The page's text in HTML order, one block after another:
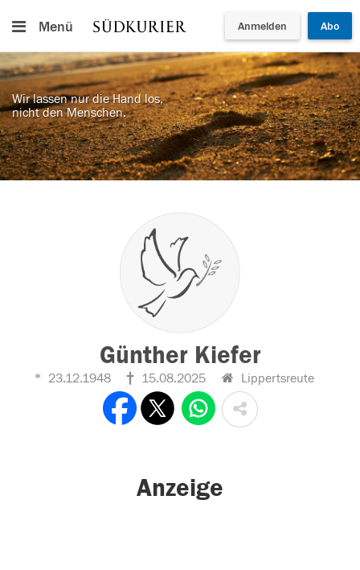
Menü Anmelden Abo
Wir lassen nur die Hand los,
nicht den Menschen.
Günther Kiefer
23.12.1948 15.08.2025 Lippertsreute
Anzeige